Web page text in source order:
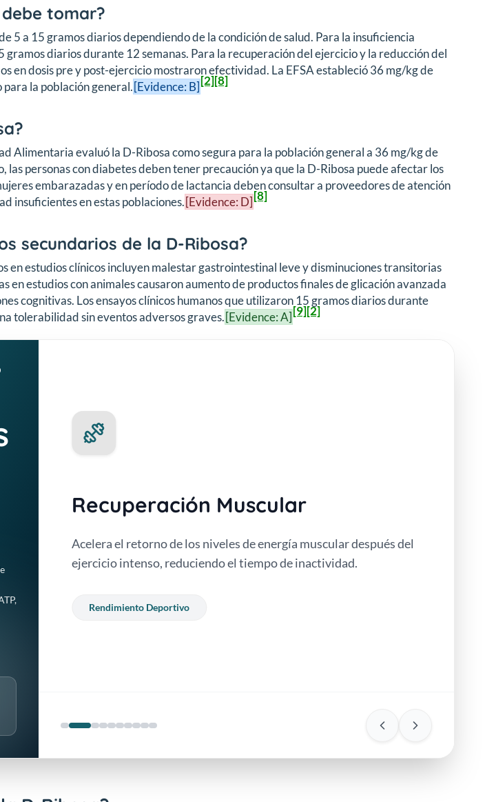
tomar?
5 a 15 gramos diarios dependiendo de la condición de salud. Para la insuficiencia
diarios durante 12 semanas. Para la recuperación del ejercicio y la reducción del
en dosis pre y post-ejercicio mostraron efectividad. La EFSA estableció 36 mg/kg de
la población general.[Evidence: B][2][8]
Alimentaria evaluó la D-Ribosa como segura para la población general a 36 mg/kg de
las personas con diabetes deben tener precaución ya que la D-Ribosa puede afectar los
embarazadas y en período de lactancia deben consultar a proveedores de atención
insuficientes en estas poblaciones.[Evidence: D][8]
secundarios de la D-Ribosa?
en estudios clínicos incluyen malestar gastrointestinal leve y disminuciones transitorias
en estudios con animales causaron aumento de productos finales de glicación avanzada
cognitivas. Los ensayos clínicos humanos que utilizaron 15 gramos diarios durante
tolerabilidad sin eventos adversos graves.[Evidence: A][9][2]
Recuperación Muscular
Acelera el retorno de los niveles de energía muscular después del
ejercicio intenso, reduciendo el tiempo de inactividad.
Rendimiento Deportivo